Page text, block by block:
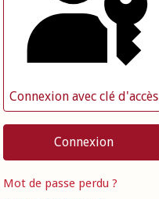
Connexion avec clé d'accès
Connexion
Mot de passe perdu ?